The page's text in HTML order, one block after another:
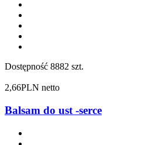
Dostępność 8882 szt.
2,66PLN netto
Balsam do ust -serce